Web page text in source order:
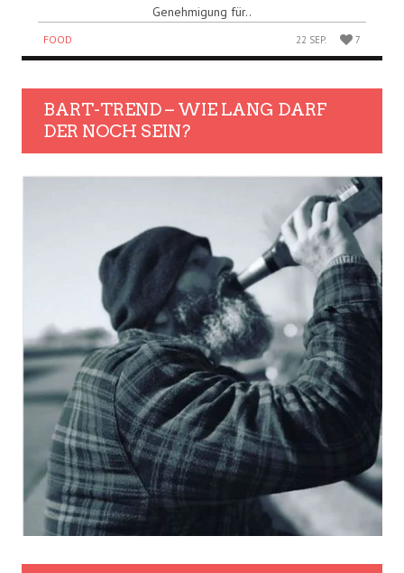
Genehmigung für..
FOOD 22 SEP. 7
BART-TREND – WIE LANG DARF
DER NOCH SEIN?